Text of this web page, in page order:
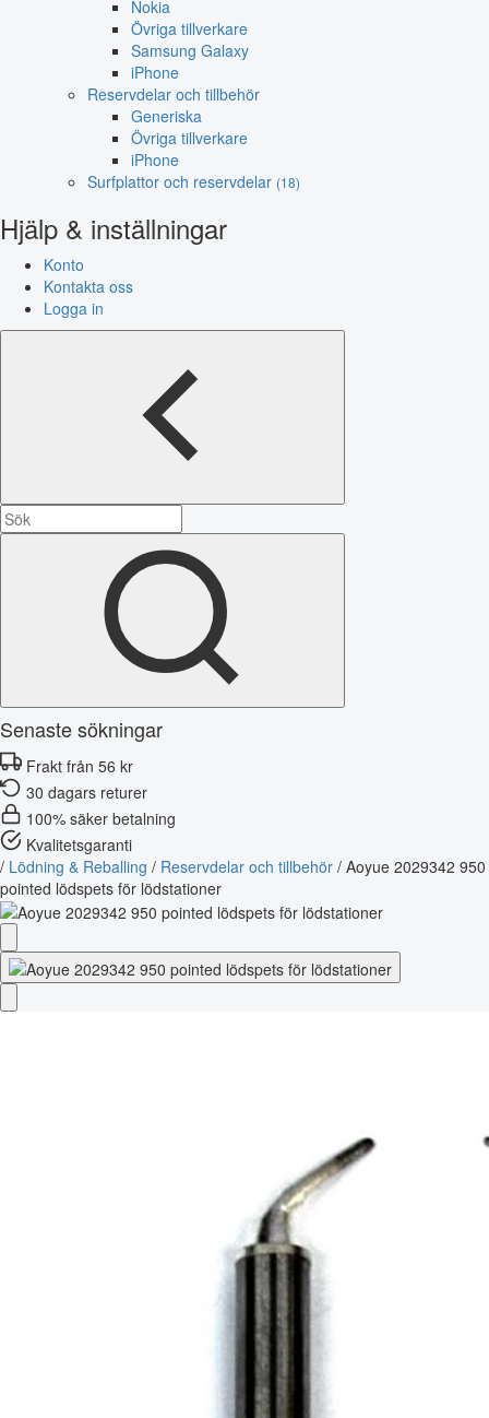
Nokia
Övriga tillverkare
Samsung Galaxy
iPhone
Reservdelar och tillbehör
Generiska
Övriga tillverkare
iPhone
Surfplattor och reservdelar (18)
Hjälp & inställningar
Konto
Kontakta oss
Logga in
Senaste sökningar
Frakt från 56 kr
30 dagars returer
100% säker betalning
Kvalitetsgaranti
/ Lödning & Reballing / Reservdelar och tillbehör / Aoyue 2029342 950
pointed lödspets för lödstationer